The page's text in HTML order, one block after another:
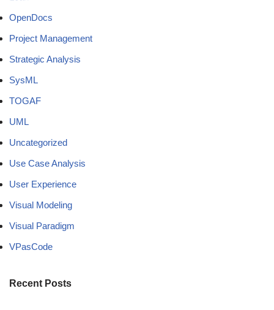
OpenDocs
Project Management
Strategic Analysis
SysML
TOGAF
UML
Uncategorized
Use Case Analysis
User Experience
Visual Modeling
Visual Paradigm
VPasCode
Recent Posts